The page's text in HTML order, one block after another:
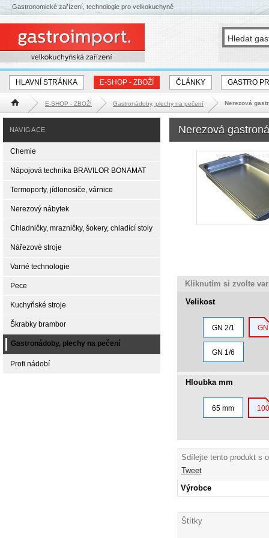
HLAVNÍ STRÁNKA E-SHOP - ZBOŽÍ ČLÁNKY GASTRO
Hlavní stránka E-SHOP - ZBOŽÍ Gastronádoby, plechy na pečení Nerezová
Nerezová
Kliknutím si zvolte
Velikost
GN 2/1
GN 1/6
Hloubka mm
65 mm
Sdílejte tento produkt s
Tweet
Výrobce
Štítky
NAVIGACE
Chemie
Nápojová technika BRAVILOR BONAMAT
Termoporty, jídlonosiče, várnice
Nerezový nábytek
Chladničky, mrazničky, šokery, chladící stoly
Nářezové stroje
Varné technologie
Pece
Kuchyňské stroje
Škrabky brambor
Gastronádoby, plechy na pečení
Profi nádobí
Gastronomické zařízení, technologie pro velkokuchyně